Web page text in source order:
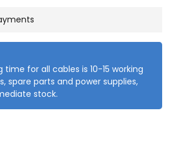
for all cables is 10-15 working
spare parts and power supplies,
stock.